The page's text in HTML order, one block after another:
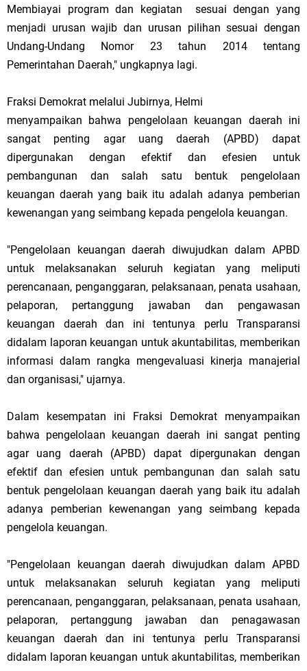
Membiayai program dan kegiatan sesuai dengan yang
menjadi urusan wajib dan urusan pilihan sesuai dengan
Undang-Undang Nomor 23 tahun 2014 tentang
Pemerintahan Daerah," ungkapnya lagi.
Fraksi Demokrat melalui Jubirnya, Helmi
menyampaikan bahwa pengelolaan keuangan daerah ini
sangat penting agar uang daerah (APBD) dapat
dipergunakan dengan efektif dan efesien untuk
pembangunan dan salah satu bentuk pengelolaan
keuangan daerah yang baik itu adalah adanya pemberian
kewenangan yang seimbang kepada pengelola keuangan.
"Pengelolaan keuangan daerah diwujudkan dalam APBD
untuk melaksanakan seluruh kegiatan yang meliputi
perencanaan, penganggaran, pelaksanaan, penata usahaan,
pelaporan, pertanggung jawaban dan pengawasan
keuangan daerah dan ini tentunya perlu Transparansi
didalam laporan keuangan untuk akuntabilitas, memberikan
informasi dalam rangka mengevaluasi kinerja manajerial
dan organisasi," ujarnya.
Dalam kesempatan ini Fraksi Demokrat menyampaikan
bahwa pengelolaan keuangan daerah ini sangat penting
agar uang daerah (APBD) dapat dipergunakan dengan
efektif dan efesien untuk pembangunan dan salah satu
bentuk pengelolaan keuangan daerah yang baik itu adalah
adanya pemberian kewenangan yang seimbang kepada
pengelola keuangan.
"Pengelolaan keuangan daerah diwujudkan dalam APBD
untuk melaksanakan seluruh kegiatan yang meliputi
perencanaan, penganggaran, pelaksanaan, penata usahaan,
pelaporan, pertanggung jawaban dan penagawasan
keuangan daerah dan ini tentunya perlu Transparansi
didalam laporan keuangan untuk akuntabilitas, memberikan